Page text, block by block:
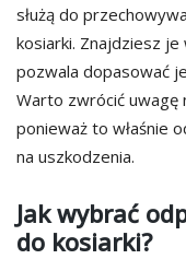
służą do
kosiarki. Znajdziesz je
pozwala dopasować
Warto zwrócić uwagę
ponieważ to właśnie
na uszkodzenia.
Jak wybrać
do kosiarki?